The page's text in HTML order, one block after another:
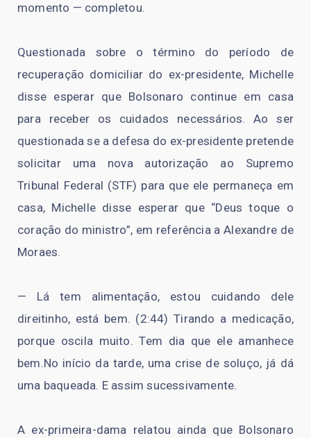
momento — completou.
Questionada sobre o término do período de
recuperação domiciliar do ex-presidente, Michelle
disse esperar que Bolsonaro continue em casa
para receber os cuidados necessários. Ao ser
questionada se a defesa do ex-presidente pretende
solicitar uma nova autorização ao Supremo
Tribunal Federal (STF) para que ele permaneça em
casa, Michelle disse esperar que “Deus toque o
coração do ministro”, em referência a Alexandre de
Moraes.
— Lá tem alimentação, estou cuidando dele
direitinho, está bem. (2:44) Tirando a medicação,
porque oscila muito. Tem dia que ele amanhece
bem.No início da tarde, uma crise de soluço, já dá
uma baqueada. E assim sucessivamente.
A ex-primeira-dama relatou ainda que Bolsonaro